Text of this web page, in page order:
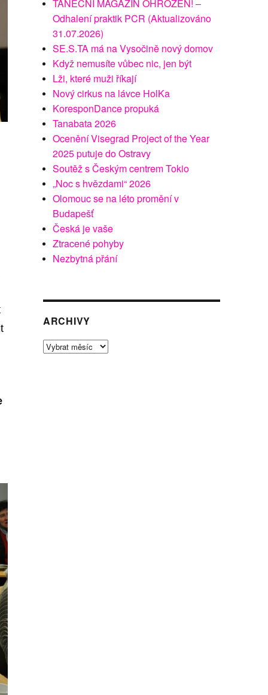
TANEČNÍ MAGAZÍN OHROŽEN! –
Odhalení praktik PCR (Aktualizováno
31.07.2026)
SE.S.TA má na Vysočině nový domov
Když nemusíte vůbec nic, jen být
Lži, které muži říkají
Nový cirkus na lávce HolKa
KoresponDance propuká
Tanabata 2026
Ocenění Visegrad Project of the Year
2025 putuje do Ostravy
Soutěž s Českým centrem Tokio
„Noc s hvězdami“ 2026
Olomouc se na léto promění v
Budapešť
Česká je vaše
Ztracené pohyby
Nezbytná přání
ARCHIVY
Archivy